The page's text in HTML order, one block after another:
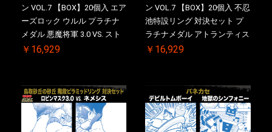
ン VOL.7 【BOX】20個入 エア
ーズロック ウルル プラチナ
メダル 悪魔将軍 3.0 VS. スト
ロング・ザ・武道【初回購入
2026/10/30 一斉出荷予定
￥16,929
ン VOL.7 【BOX】20個入 不忍
池特設リング 対決セット プ
ラチナメダル アトランティス
ドライバー VS.ネックカット
メダル(非売品)付
￥16,929